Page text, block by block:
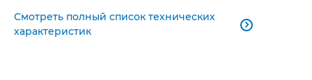
Смотреть полный список технических
характеристик
